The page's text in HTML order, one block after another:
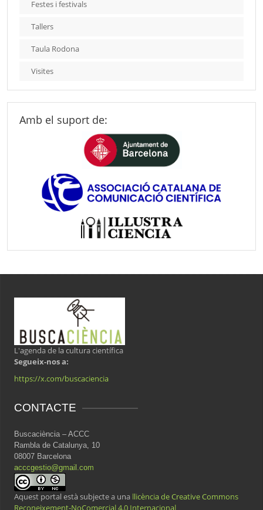
Festes i festivals
Tallers
Taula Rodona
Visites
Amb el suport de:
L'agenda de la cultura científica
Segueix-nos a:
https://x.com/buscaciencia
CONTACTE
Buscaciència – ACCC
Rambla de Catalunya, 10
08007 Barcelona
acccgestio@gmail.com
Aquest portal està subjecte a una llicència de Creative Commons
Reconeixement-NoComercial 4.0 Internacional